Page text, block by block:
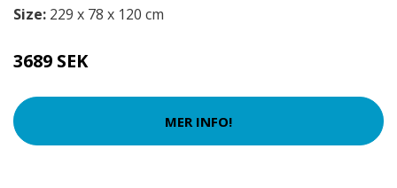
Size: 229 x 78 x 120 cm
3689 SEK
MER INFO!